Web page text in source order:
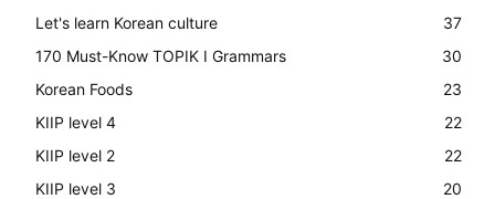
Let's learn Korean culture
37
170 Must-Know TOPIK I Grammars
30
Korean Foods
23
KIIP level 4
22
KIIP level 2
22
KIIP level 3
20